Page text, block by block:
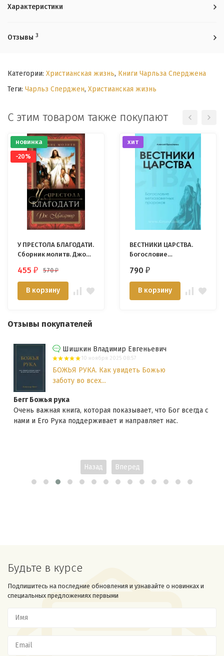
Характеристики
Отзывы 3
Категории: Христианская жизнь, Книги Чарльза Сперджена
Теги: Чарльз Сперджен, Христианская жизнь
С этим товаром также покупают
новинка
-20%
У ПРЕСТОЛА БЛАГОДАТИ.
Сборник молитв. Джон
455 ₽ 570₽
В корзину
хит
ВЕСТНИКИ ЦАРСТВА.
Богословие
пророков. Алексей
Прокопенко /мягкий
переплет/
790 ₽
В корзину
Отзывы покупателей
Шишкин Владимир Евгеньевич
10 ноября 2025 08:57
БОЖЬЯ РУКА. Как увидеть Божью
заботу во всех...
Бегг Божья рука
Очень важная книга, которая показывает, что Бог всегда с
нами и Его Рука поддерживает и направляет нас.
Назад Вперед
Будьте в курсе
Подпишитесь на последние обновления и узнавайте о новинках и
специальных предложениях первыми